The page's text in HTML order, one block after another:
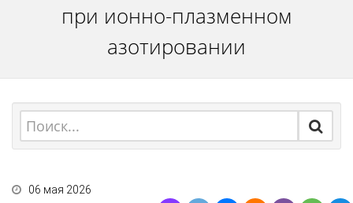
при ионно-плазменном
азотировании
06 мая 2026